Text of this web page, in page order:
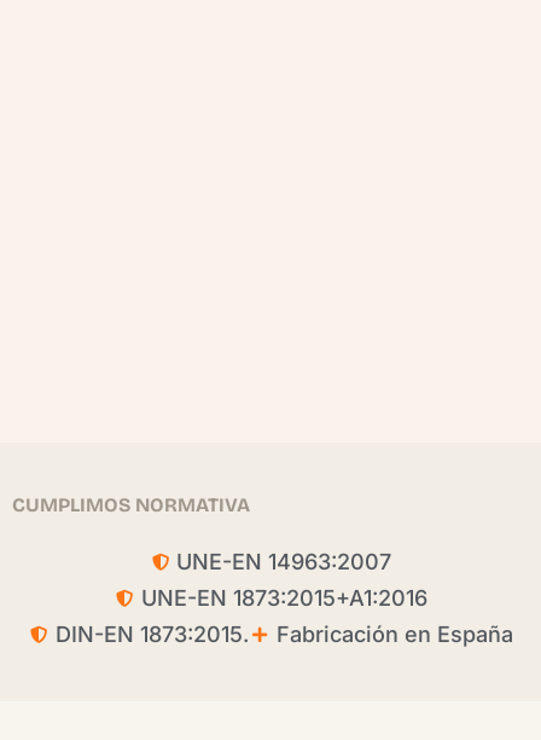
CUMPLIMOS NORMATIVA
UNE-EN 14963:2007
UNE-EN 1873:2015+A1:2016
DIN-EN 1873:2015.
Fabricación en España